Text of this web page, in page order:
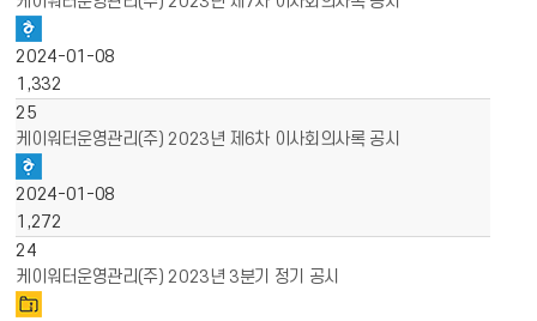
2024-01-08
1,332
25
케이워터운영관리(주) 2023년 제6차 이사회의사록 공시
2024-01-08
1,272
24
케이워터운영관리(주) 2023년 3분기 정기 공시